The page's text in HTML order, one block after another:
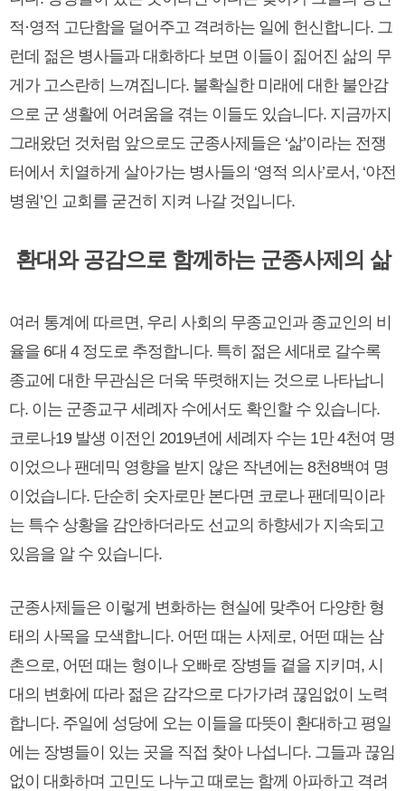
적·영적 고단함을 덜어주고 격려하는 일에 헌신합니다. 그
런데 젊은 병사들과 대화하다 보면 이들이 짊어진 삶의 무
게가 고스란히 느껴집니다. 불확실한 미래에 대한 불안감
으로 군 생활에 어려움을 겪는 이들도 있습니다. 지금까지
그래왔던 것처럼 앞으로도 군종사제들은 ‘삶’이라는 전쟁
터에서 치열하게 살아가는 병사들의 ‘영적 의사’로서, ‘야전
병원’인 교회를 굳건히 지켜 나갈 것입니다.
환대와 공감으로 함께하는 군종사제의 삶
여러 통계에 따르면, 우리 사회의 무종교인과 종교인의 비
율을 6대 4 정도로 추정합니다. 특히 젊은 세대로 갈수록
종교에 대한 무관심은 더욱 뚜렷해지는 것으로 나타납니
다. 이는 군종교구 세례자 수에서도 확인할 수 있습니다.
코로나19 발생 이전인 2019년에 세례자 수는 1만 4천여 명
이었으나 팬데믹 영향을 받지 않은 작년에는 8천8백여 명
이었습니다. 단순히 숫자로만 본다면 코로나 팬데믹이라
는 특수 상황을 감안하더라도 선교의 하향세가 지속되고
있음을 알 수 있습니다.
군종사제들은 이렇게 변화하는 현실에 맞추어 다양한 형
태의 사목을 모색합니다. 어떤 때는 사제로, 어떤 때는 삼
촌으로, 어떤 때는 형이나 오빠로 장병들 곁을 지키며, 시
대의 변화에 따라 젊은 감각으로 다가가려 끊임없이 노력
합니다. 주일에 성당에 오는 이들을 따뜻이 환대하고 평일
에는 장병들이 있는 곳을 직접 찾아 나섭니다. 그들과 끊임
없이 대화하며 고민도 나누고 때로는 함께 아파하고 격려